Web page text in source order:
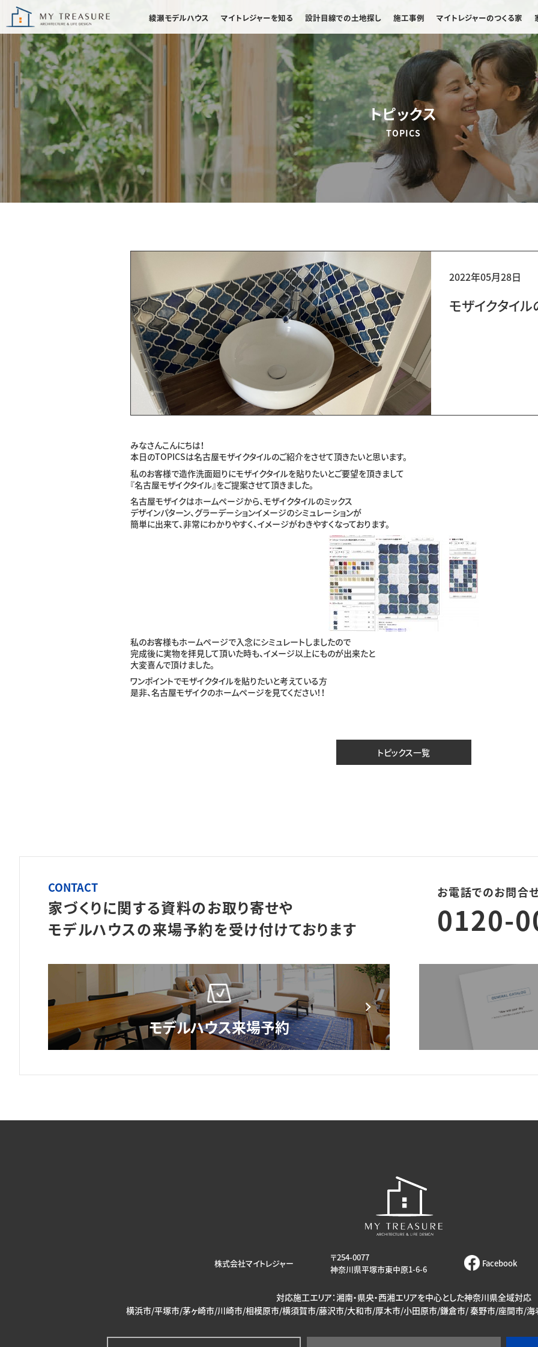
綾瀬モデルハウス マイトレジャーを知る 設計目線での土地探し 施工事例 マイトレジャーのつくる家
トピックス
TOPICS
2022年05月28日
モザイクタイ
みなさんこんにちは！
本日のTOPICSは名古屋モザイクタイルのご紹介をさせて頂きたいと思います。
私のお客様で造作洗面廻りにモザイクタイルを貼りたいとご要望を頂きまして
『名古屋モザイクタイル』をご提案させて頂きました。
名古屋モザイクはホームページから、モザイクタイルのミックス
デザインパターン、グラーデーションイメージのシミュレーションが
簡単に出来て、非常にわかりやすく、イメージがわきやすくなっております。
私のお客様もホームページで入念にシミュレートしましたので
完成後に実物を拝見して頂いた時も、イメージ以上にものが出来たと
大変喜んで頂けました。
ワンポイントでモザイクタイルを貼りたいと考えている方
是非、名古屋モザイクのホームページを見てください！！
トピックス一覧
CONTACT
家づくりに関する資料のお取り寄せや
モデルハウスの来場予約を受け付けております
お電話でのお問合
0120-
株式会社マイトレジャー
〒254-0077
神奈川県平塚市東中原1-6-6
Facebook
対応施工エリア：湘南・県央・西湘エリアを中心とした神奈川県全域対応
横浜市/平塚市/茅ヶ崎市/川崎市/相模原市/横須賀市/藤沢市/大和市/厚木市/小田原市/鎌倉市/ 秦野市/座間市/